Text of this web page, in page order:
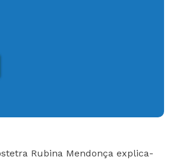
Rubina Mendonça explica-